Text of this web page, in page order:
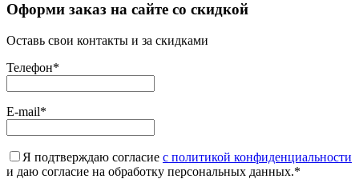
Оформи заказ на сайте со скидкой
Оставь свои контакты и за скидками
Телефон*
E-mail*
Я подтверждаю согласие с политикой конфиденциальности
и даю согласие на обработку персональных данных.*